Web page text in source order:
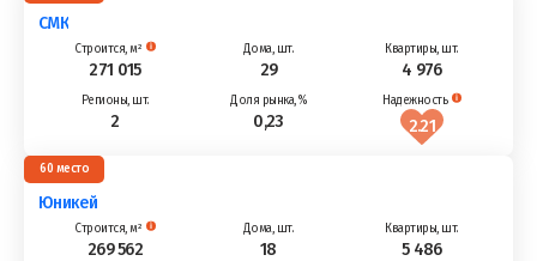
СМК
271 015 29 4 976
2 0,23 2.21
60
Юникей
269 562 18 5 486